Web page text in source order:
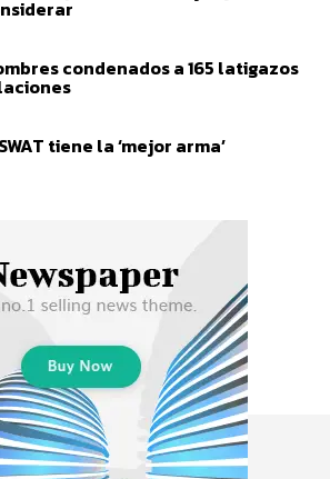
condenados a 165 latigazos
tiene la ‘mejor arma’